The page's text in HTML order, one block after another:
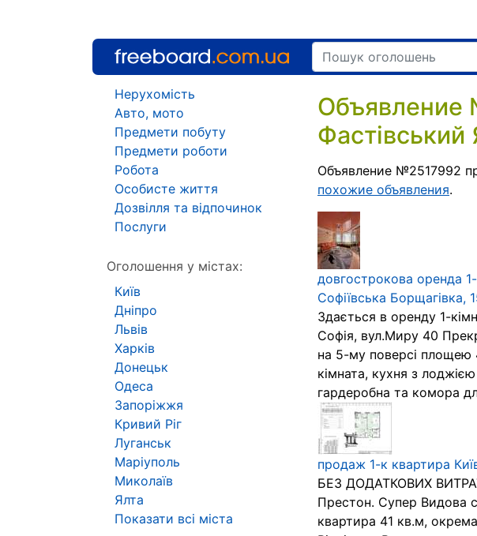
Объявление
Объявление №2517992
похожие объявления.
довгострокова оренда
Софіївська Борщагівка,
Здається в оренду 1-
Софія, вул.Миру 40
на 5-му поверсі
кімната, кухня з
гардеробна та комора
продаж 1-к квартира
БЕЗ ДОДАТКОВИХ
Престон. Супер Видова
квартира 41 кв.м,
Нерухомість
Авто, мото
Предмети побуту
Предмети роботи
Робота
Особисте життя
Дозвілля та відпочинок
Послуги
Оголошення у містах:
Київ
Дніпро
Львів
Харків
Донецьк
Одеса
Запоріжжя
Кривий Ріг
Луганськ
Маріуполь
Миколаїв
Ялта
Показати всі міста